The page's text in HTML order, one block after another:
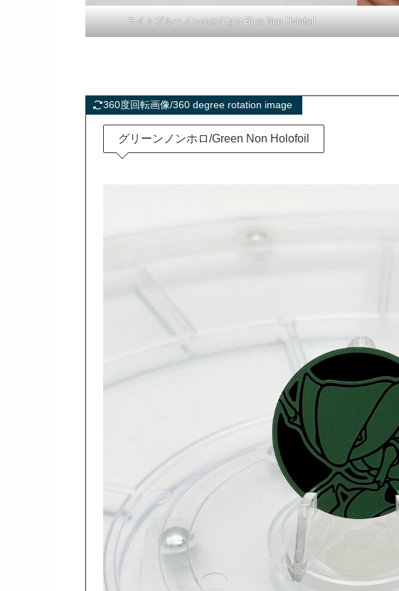
ライトブルーノンホロ/Light Blue Non Holofoil
360度回転画像/360 degree rotation image
グリーンノンホロ/Green Non Holofoil